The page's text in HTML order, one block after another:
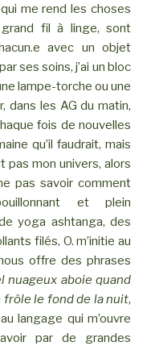
me rend les choses
fil à linge, sont
avec un objet
ses soins, j’ai un bloc
lampe-torche ou une
dans les AG du matin,
fois de nouvelles
qu’il faudrait, mais
pas mon univers, alors
pas savoir comment
et plein
yoga ashtanga, des
filés, O. m’initie au
offre des phrases
nuageux aboie quand
frôle le fond de la nuit,
langage qui m’ouvre
par de grandes